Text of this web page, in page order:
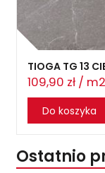
TIOGA TG 13
109,90 zł / m2
Do koszyka
Ostatnio